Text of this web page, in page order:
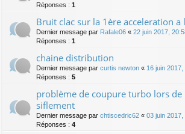
Réponses : 1
Bruit clac sur la 1ère acceleration a
Dernier message par Rafale06 « 22 juin 2017,
Réponses : 1
chaine distribution
Dernier message par curtis newton « 16 juin 2017,
Réponses : 5
problème de coupure turbo lors de
siflement
Dernier message par chtiscedric62 « 03 juin 2017,
Réponses : 4